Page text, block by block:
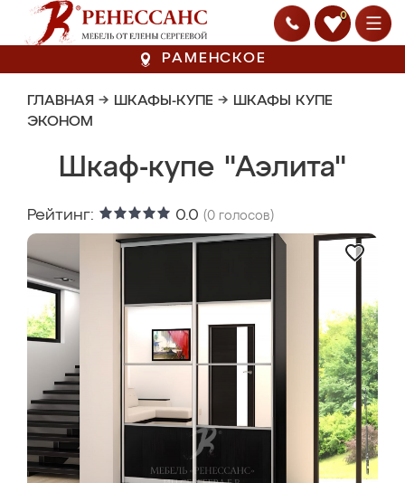
0
РАМЕНСКОЕ
ГЛАВНАЯ → ШКАФЫ-КУПЕ → ШКАФЫ КУПЕ
ЭКОНОМ
Шкаф-купе "Аэлита"
Рейтинг: 0.0 (0 голосов)